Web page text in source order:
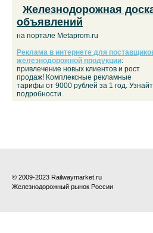
Железнодорожная
объявлений
на портале Metaprom.ru
Реклама в интернете для
железнодорожной продукции:
привлечение новых клиентов и рост
продаж! Комплексные рекламные
тарифы от 9000 рублей за 1 год.
подробности.
© 2009-2023 Railwaymarket.ru
Железнодорожный рынок России